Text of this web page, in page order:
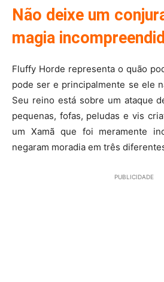
Não deixe um
magia
Fluffy Horde representa o quão
pode ser e principalmente se ele
Seu reino está sobre um ataque
pequenas, fofas, peludas e vis
um Xamã que foi meramente
negaram moradia em três
PUBLICIDADE